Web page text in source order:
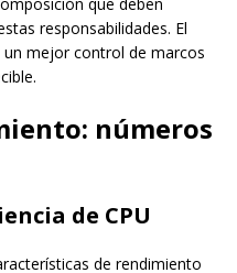
responsabilidades. El
mejor control de marcos
números
de CPU
de rendimiento